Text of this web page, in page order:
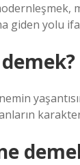
giden yolu